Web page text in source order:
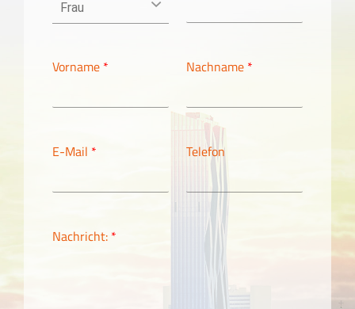
Vorname * Nachname *
E-Mail * Telefon
Nachricht: *